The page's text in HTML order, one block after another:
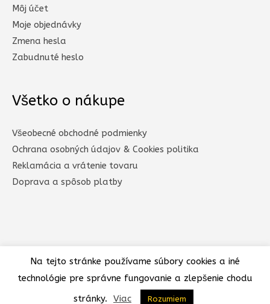
Môj účet
Moje objednávky
Zmena hesla
Zabudnuté heslo
Všetko o nákupe
Všeobecné obchodné podmienky
Ochrana osobných údajov & Cookies politika
Reklamácia a vrátenie tovaru
Doprava a spôsob platby​
Copyright © 2026TvojeTricko.sk
Na tejto stránke používame súbory cookies a iné
technológie pre správne fungovanie a zlepšenie chodu
stránky.
Viac Rozumiem